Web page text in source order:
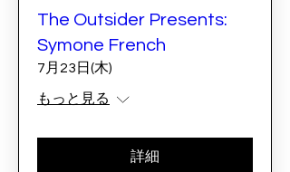
The Outsider Presents:
Symone French
7月23日(木)
もっと見る
詳細